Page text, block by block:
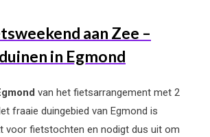
aan Zee –
in Egmond
van het fietsarrangement met 2
fraaie duingebied van Egmond is
voor fietstochten en nodigt dus uit om